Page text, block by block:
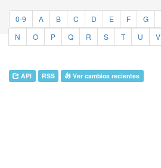
0-9 A B C D E F G
N
O P Q R S T U V
API RSS Ver cambios recientes